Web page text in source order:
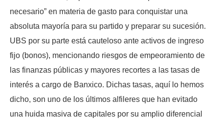
necesario” en materia de gasto para conquistar una
absoluta mayoría para su partido y preparar su sucesión.
UBS por su parte está cauteloso ante activos de ingreso
fijo (bonos), mencionando riesgos de empeoramiento de
las finanzas públicas y mayores recortes a las tasas de
interés a cargo de Banxico. Dichas tasas, aquí lo hemos
dicho, son uno de los últimos alfileres que han evitado
una huida masiva de capitales por su amplio diferencial